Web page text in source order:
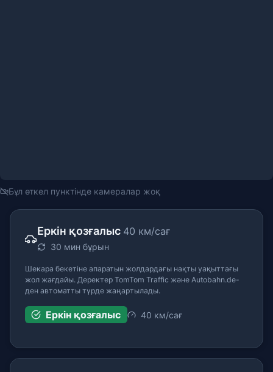
Бұл өткел пунктінде камералар жоқ
Еркін қозғалыс 40 км/сағ
30 мин бұрын
Шекара бекетіне апаратын жолдардағы нақты уақыттағы
жол жағдайы. Деректер TomTom Traffic және Autobahn.de-
ден автоматты түрде жаңартылады.
Еркін қозғалыс 40 км/сағ